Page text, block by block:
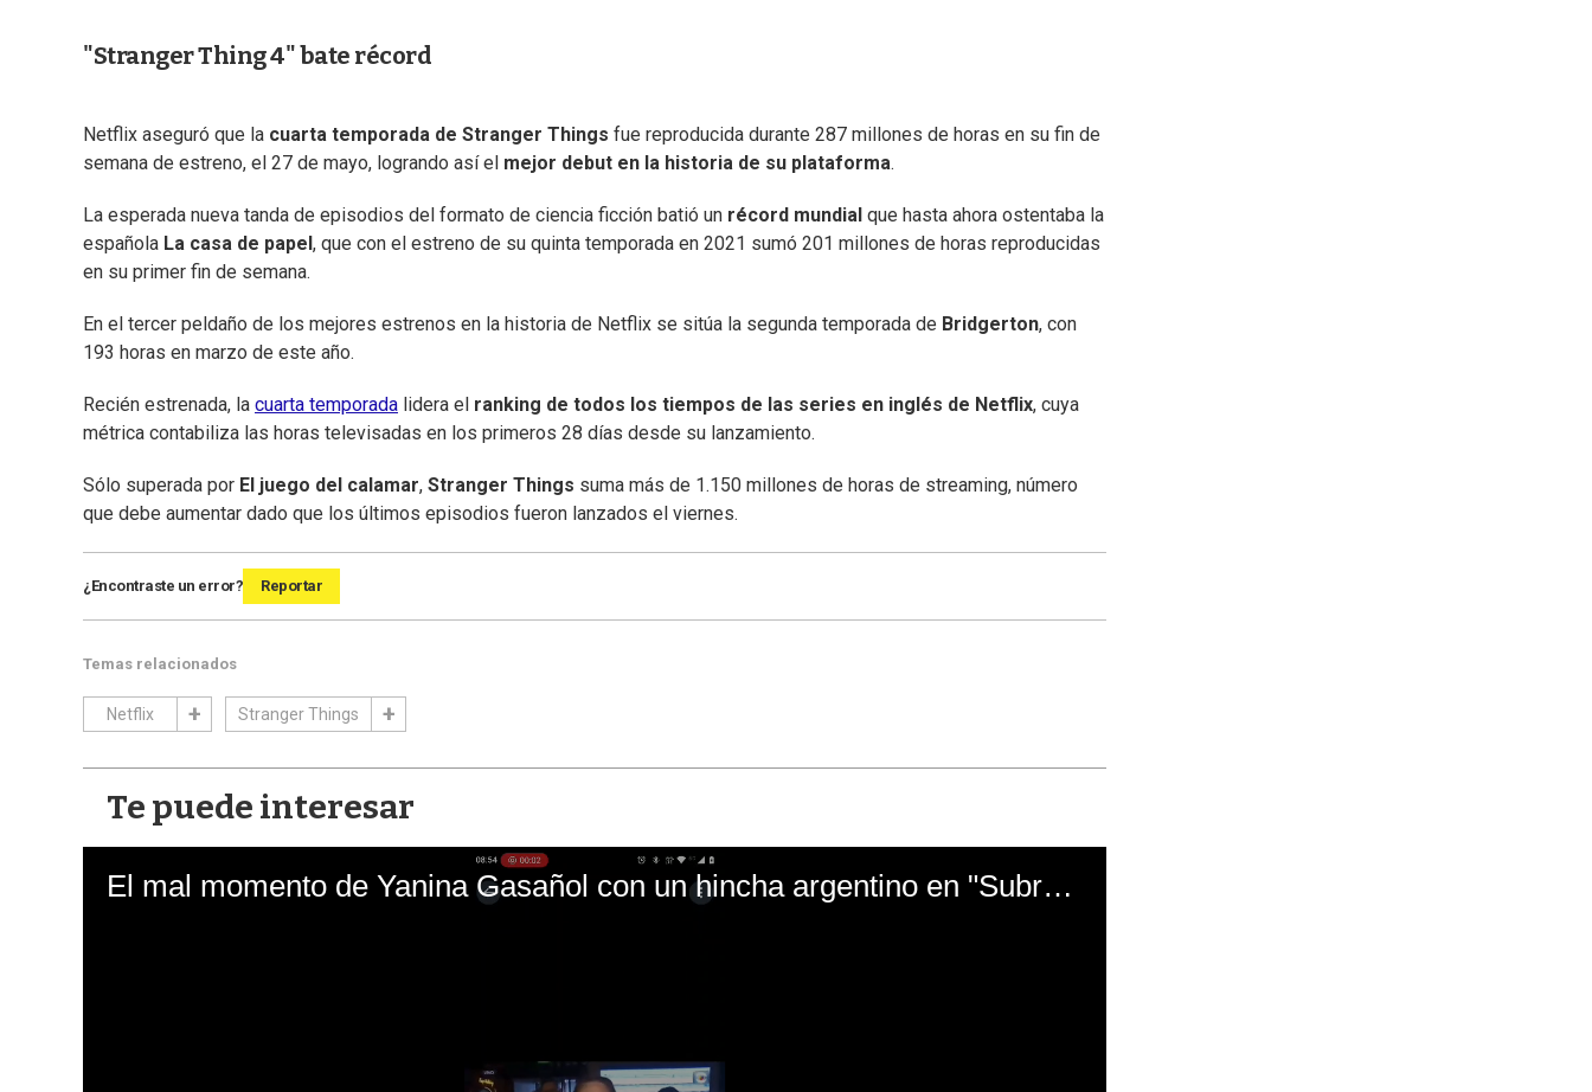
"Stranger Thing 4" bate récord
Netflix aseguró que la cuarta temporada de Stranger Things fue reproducida durante 287 millones de horas en su fin de
semana de estreno, el 27 de mayo, logrando así el mejor debut en la historia de su plataforma.
La esperada nueva tanda de episodios del formato de ciencia ficción batió un récord mundial que hasta ahora ostentaba la
española La casa de papel , que con el estreno de su quinta temporada en 2021 sumó 201 millones de horas reproducidas
en su primer fin de semana.
En el tercer peldaño de los mejores estrenos en la historia de Netflix se sitúa la segunda temporada de Bridgerton, con
193 horas en marzo de este año.
Recién estrenada, la cuarta temporada lidera el ranking de todos los tiempos de las series en inglés de Netflix, cuya
métrica contabiliza las horas televisadas en los primeros 28 días desde su lanzamiento.
Sólo superada por El juego del calamar, Stranger Things suma más de 1.150 millones de horas de streaming, número
que debe aumentar dado que los últimos episodios fueron lanzados el viernes.
¿Encontraste un error? Reportar
Temas relacionados
Netflix Stranger Things
Te puede interesar
El mal momento de Yanina Gasañol con un hincha argentino en "Subrayado"